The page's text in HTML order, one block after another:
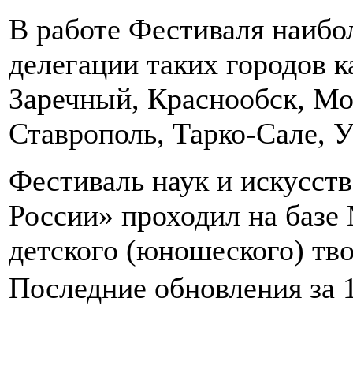
В работе Фестиваля
делегации таких городов
Заречный, Краснообск,
Ставрополь, Тарко-Сале,
Фестиваль наук и
России» проходил на
детского (юношеского)
Последние обновления за